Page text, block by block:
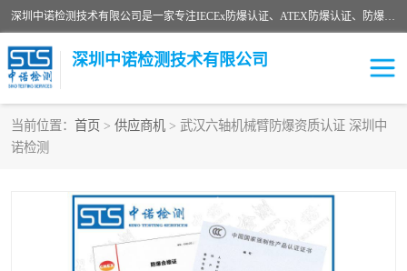
深圳中诺检测技术有限公司是一家专注IECEx防爆认证、ATEX防爆认证、防爆电气检测、防爆合格证、煤安认证等代理机构，可为客户提供从防爆设计、认证、现场检查、工程施工改造、培训等一站式服务。
深圳中诺检测技术有限公司
当前位置： 首页 > 供应商机 > 武汉六轴机械臂防爆资质认证 深圳中
诺检测
ATEX防爆认证
防爆3C认证 现场防爆检测
煤安矿安